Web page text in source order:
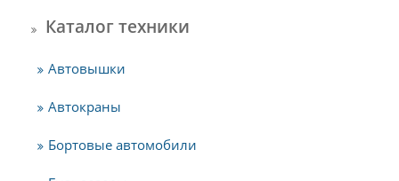
Каталог техники
Автовышки
Автокраны
Бортовые автомобили